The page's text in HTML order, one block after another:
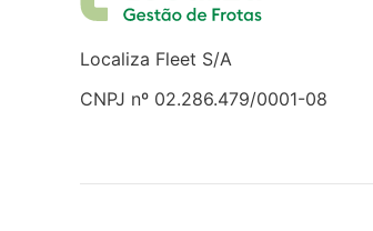
Localiza Fleet S/A
CNPJ nº 02.286.479/0001-08